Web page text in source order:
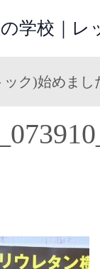
の学校｜
ク)始めまし